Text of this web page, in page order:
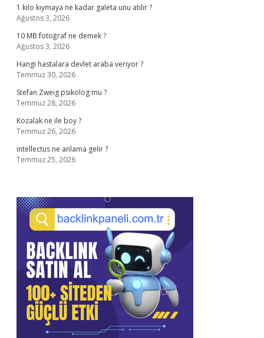
1 kilo kıymaya ne kadar galeta unu atılır ?
Ağustos 3, 2026
10 MB fotoğraf ne demek ?
Ağustos 3, 2026
Hangi hastalara devlet araba veriyor ?
Temmuz 30, 2026
Stefan Zweig psikolog mu ?
Temmuz 28, 2026
Kozalak ne ile boy ?
Temmuz 26, 2026
intellectus ne anlama gelir ?
Temmuz 25, 2026